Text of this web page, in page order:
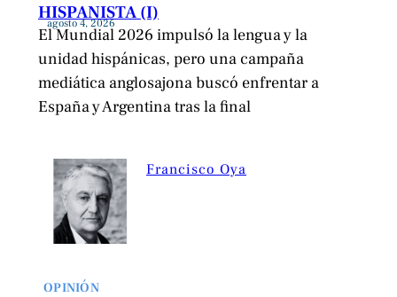
HISPANISTA (I)
agosto 4, 2026
El Mundial 2026 impulsó la lengua y la
unidad hispánicas, pero una campaña
mediática anglosajona buscó enfrentar a
España y Argentina tras la final
Francisco Oya
OPINIÓN